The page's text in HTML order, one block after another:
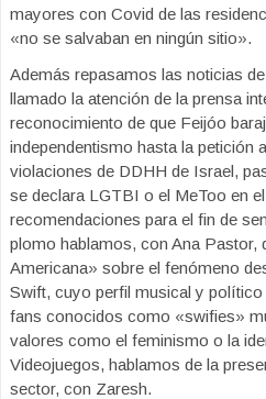
mayores con Covid de las
«no se salvaban en ningún sitio».
Además repasamos las noticias
llamado la atención de la prensa
reconocimiento de que Feijóo
independentismo hasta la petición
violaciones de DDHH de Israel,
se declara LGTBI o el MeToo en
recomendaciones para el fin de
plomo hablamos, con Ana Pastor,
Americana» sobre el fenómeno
Swift, cuyo perfil musical y político
fans conocidos como «swifies»
valores como el feminismo o la
Videojuegos, hablamos de la
sector, con Zaresh.